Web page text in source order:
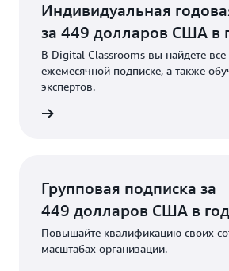
Индивидуальная
за 449 долларов США в
В Digital Classrooms вы найдете
ежемесячной подписке, а также
экспертов.
Групповая подписка за
449 долларов США в год
Повышайте квалификацию своих
масштабах организации.